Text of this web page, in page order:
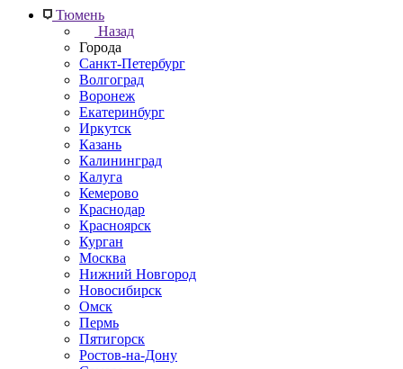
Тюмень
Назад
Города
Санкт-Петербург
Волгоград
Воронеж
Екатеринбург
Иркутск
Казань
Калининград
Калуга
Кемерово
Краснодар
Красноярск
Курган
Москва
Нижний Новгород
Новосибирск
Омск
Пермь
Пятигорск
Ростов-на-Дону